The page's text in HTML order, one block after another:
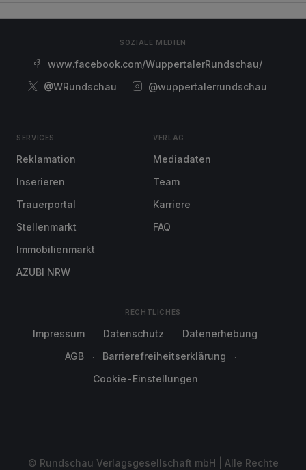
SOZIALE MEDIEN
www.facebook.com/WuppertalerRundschau/
@WRundschau
@wuppertalerrundschau
SERVICES
Reklamation
Inserieren
Trauerportal
Stellenmarkt
Immobilienmarkt
AZUBI NRW
VERLAG
Mediadaten
Team
Karriere
FAQ
RECHTLICHES
Impressum Datenschutz
Datenerhebung
AGB
Barrierefreiheitserklärung
Cookie-Einstellungen
© Rundschau Verlagsgesellschaft mbH | Alle Rechte